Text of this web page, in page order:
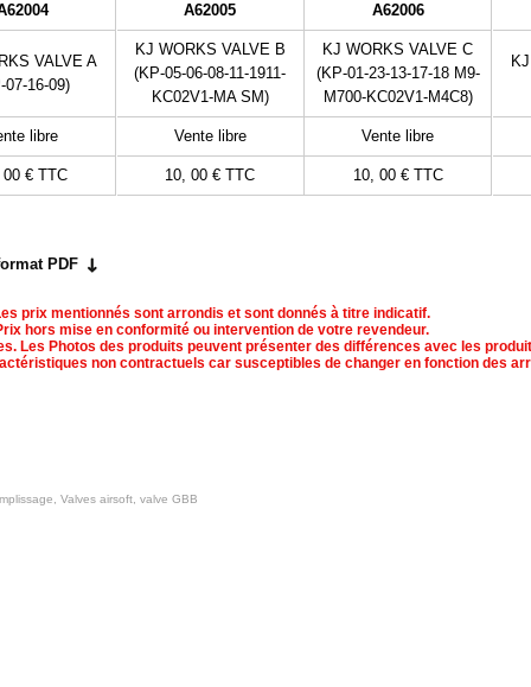
VALVE A
07-16-09)
libre
00 € TTC
A62005
KJ WORKS VALVE B
(KP-05-06-08-11-1911-
KC02V1-MA SM)
Vente libre
10, 00 €TTC
A62006
KJ WORKS VALVE C
(KP-01-23-13-17-18 M9-
M700-KC02V1-M4C8)
Vente libre
10, 00 € TTC
PDF
prix mentionnés sont arrondis et sont donnés à titre indicatif.
hors mise en conformité ou intervention de votre revendeur.
Les Photos des produits peuvent présenter des différences avec les
non contractuels car susceptibles de changer en fonction des
Valves airsoft, valve GBB